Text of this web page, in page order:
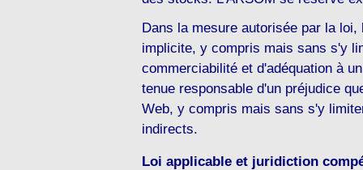
Dans la mesure autorisée par la
implicite, y compris mais sans s'y
commerciabilité et d'adéquation à
tenue responsable d'un préjudice
Web, y compris mais sans s'y
indirects.
Loi applicable et juridiction